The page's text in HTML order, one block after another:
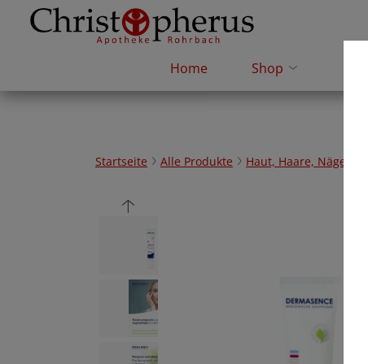
Home Shop
Startseite Alle Produkte Haut, Haare, Nägel